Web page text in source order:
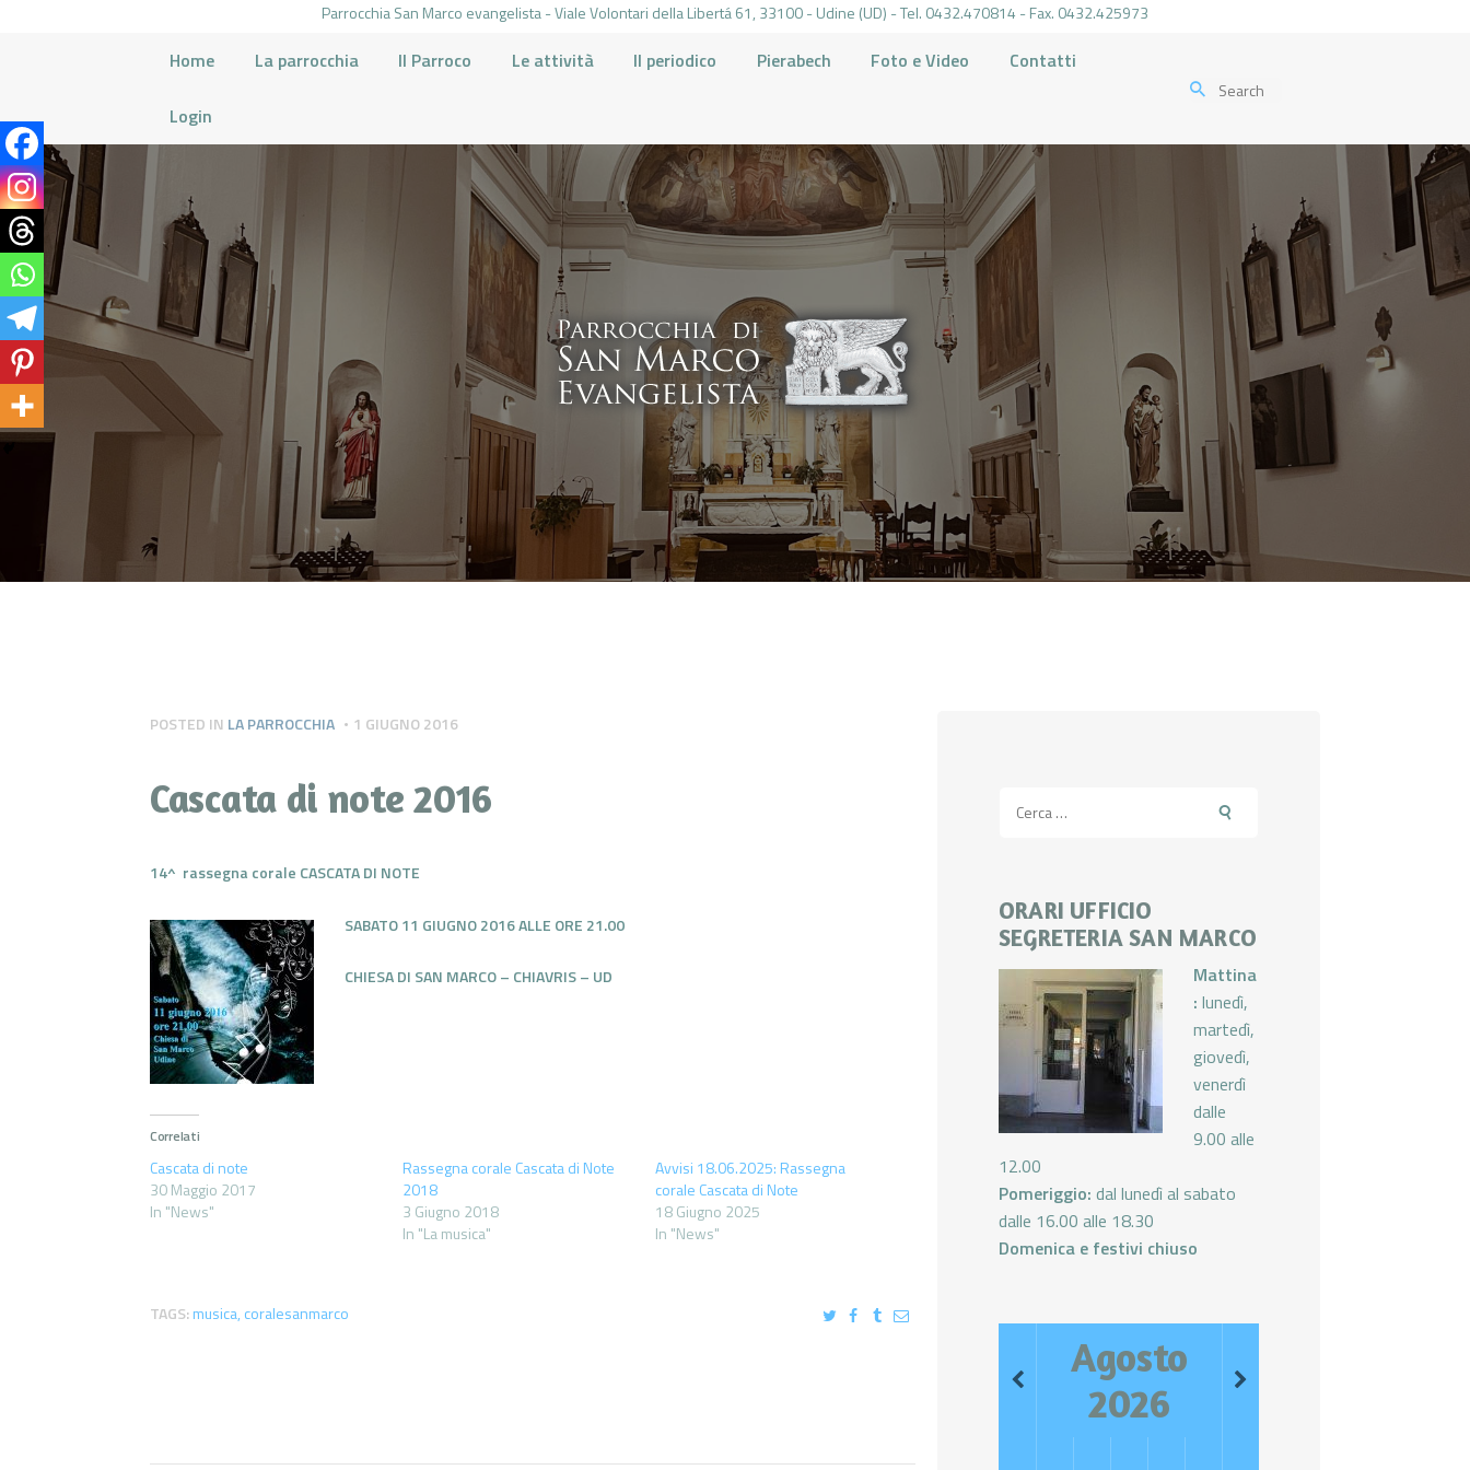
Parrocchia San Marco evangelista - Viale Volontari della Libertá 61, 33100 - Udine (UD) - Tel. 0432.470814 - Fax. 0432.425973
Home La parrocchia Il Parroco Le attività Il periodico Pierabech Foto e Video Contatti
Login
HOME
LA PARROCCHIA
IL PARROCO
LE ATTIVITÀ
IL PERIODICO
PIERABECH
FOTO E VIDEO
CONTATTI
POSTED IN LA PARROCCHIA 1 GIUGNO 2016
Cascata di note 2016
14^ rassegna corale CASCATA DI NOTE
SABATO 11 GIUGNO 2016 ALLE ORE 21.00
CHIESA DI SAN MARCO – CHIAVRIS – UD
Correlati
Cascata di note
30 Maggio 2017
In "News"
Rassegna corale Cascata di Note
2018
3 Giugno 2018
In "La musica"
Avvisi 18.06.2025: Rassegna
corale Cascata di Note
18 Giugno 2025
In "News"
TAGS:musica, coralesanmarco
per:
ORARI UFFICIO
SEGRETERIA SAN MARCO
Mattina
: lunedì,
martedì,
giovedì,
venerdì
dalle
9.00 alle
12.00
Pomeriggio: dal lunedì al sabato
dalle 16.00 alle 18.30
Domenica e festivi chiuso
Agosto
2026